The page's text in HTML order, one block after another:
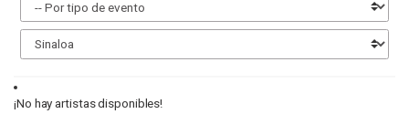
¡No hay artistas disponibles!